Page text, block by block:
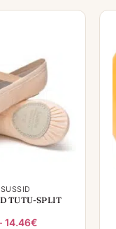
TUTU-SPLIT
14.46€Hinnavahemik: